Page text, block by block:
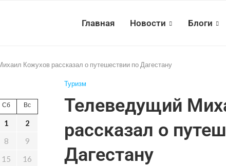
Главная Новости Блоги
Кожухов рассказал о путешествии по Дагестану
Туризм
Телеведущий
рассказал о
Дагестану
Сб Вс
1
2
8
9
15
16